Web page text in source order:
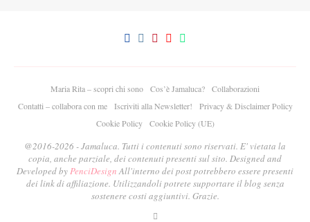
Maria Rita – scopri chi sono Cos’è Jamaluca?
Collaborazioni
Contatti – collabora con me
Iscriviti alla Newsletter!
Privacy & Disclaimer Policy
Cookie Policy
Cookie Policy (UE)
@2016-2026 - Jamaluca. Tutti i contenuti sono riservati. E' vietata la
copia, anche parziale, dei contenuti presenti sul sito. Designed and
Developed byPenciDesignAll'interno dei post potrebbero essere presenti
dei link di affiliazione. Utilizzandoli potrete supportare il blog senza
sostenere costi aggiuntivi. Grazie.